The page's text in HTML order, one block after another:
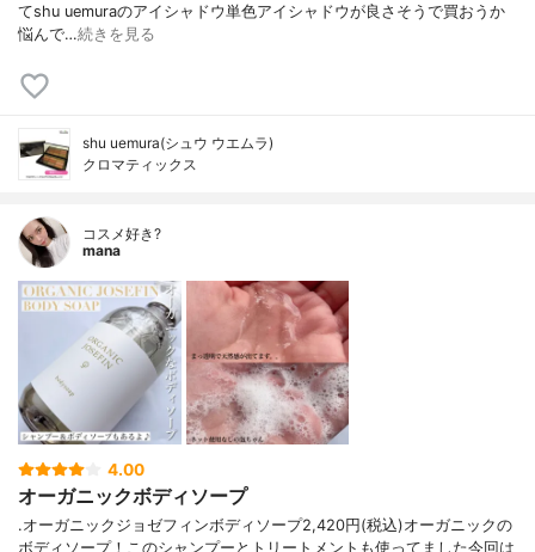
てshu uemuraのアイシャドウ単色アイシャドウが良さそうで買おうか
悩んで…続きを見る
shu uemura(シュウ ウエムラ)
クロマティックス
コスメ好き?
mana
4.00
オーガニックボディソープ
.オーガニックジョゼフィンボディソープ2,420円(税込)オーガニックの
ボディソープ！このシャンプーとトリートメントも使ってました今回は